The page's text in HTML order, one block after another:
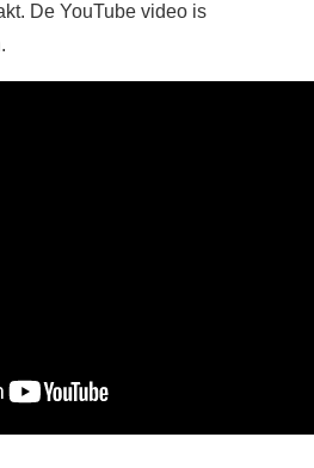
De YouTube video is